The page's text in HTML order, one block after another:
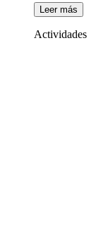
Leer más
Actividades